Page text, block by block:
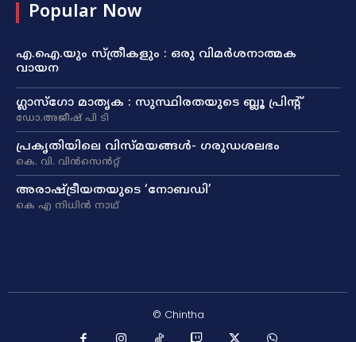
Popular Now
എ.ഐ.യും സ്ത്രീകളും : ഒരു വിമർശനാത്മക
വായന
ഗ്ലാസ്ഗോ മാതൃക : സുസ്ഥിരതയുടെ ബ്ലൂ പ്രിന്റ്
ഡോ.അജീഷ് പി ടി
പ്രകൃതിയിലെ വിസ്മയങ്ങൾ- ഗരുഡശലഭം
കെ. വി. വിൻസെൻറ്റ്
അരാഷ്‌ട്രീയതയുടെ ‘നോബഡി’
കെ എ നിധിൻ നാഥ്‌
© Chintha